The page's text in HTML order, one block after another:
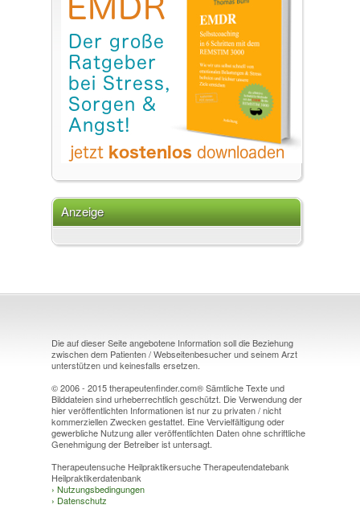
Anzeige
Die auf dieser Seite angebotene Information soll die Beziehung
zwischen dem Patienten / Webseitenbesucher und seinem Arzt
unterstützen und keinesfalls ersetzen.
© 2006 - 2015 therapeutenfinder.com® Sämtliche Texte und
Bilddateien sind urheberrechtlich geschützt. Die Verwendung der
hier veröffentlichten Informationen ist nur zu privaten / nicht
kommerziellen Zwecken gestattet. Eine Vervielfältigung oder
gewerbliche Nutzung aller veröffentlichten Daten ohne schriftliche
Genehmigung der Betreiber ist untersagt.
Therapeutensuche Heilpraktikersuche Therapeutendatebank
Heilpraktikerdatenbank
› Nutzungsbedingungen
› Datenschutz